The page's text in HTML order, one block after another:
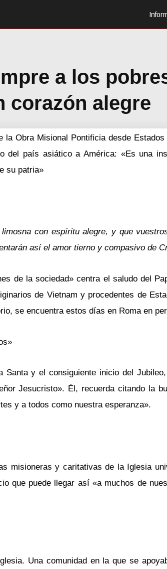
a los
corazón alegre
Obra Misional Pontificia desde
del país asiático a América: «Es una
su patria»
con espíritu alegre, y que
así el amor tierno y compasivo de
de la sociedad» centra el saludo del
de Vietnam y procedentes de
se encuentra estos días en Roma en
Santa y el consiguiente inicio del
Jesucristo». Él, recuerda citando la
y a todos como nuestra esperanza».
misioneras y caritativas de la Iglesia
que puede llegar así «a muchos de
Una comunidad en la que se